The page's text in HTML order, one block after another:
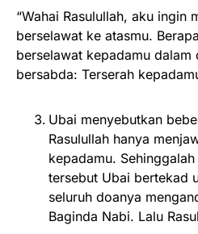
“Wahai Rasulullah, aku ingin
berselawat ke atasmu.
berselawat kepadamu dalam
bersabda: Terserah
Ubai menyebutkan
Rasulullah hanya
kepadamu.
tersebut Ubai bertekad
seluruh doanya
Baginda Nabi. Lalu